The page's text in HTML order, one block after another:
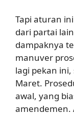
Tapi aturan
dari partai
dampaknya
manuver
lagi pekan
Maret.
awal, yang
amendemen.